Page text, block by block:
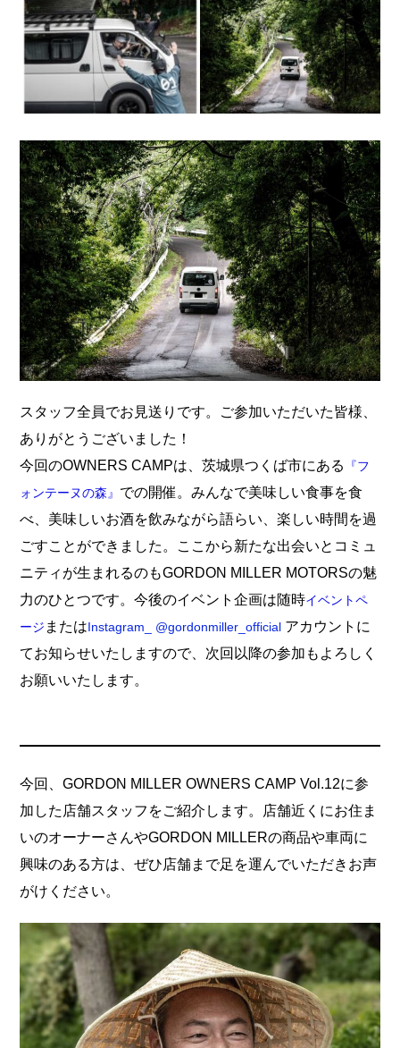
スタッフ全員でお見送りです。ご参加いただいた皆様、
ありがとうございました！
今回のOWNERS CAMPは、茨城県つくば市にある
『フ
ォンテーヌの森』 での開催。みんなで美味しい食事を食
べ、美味しいお酒を飲みながら語らい、楽しい時間を過
ごすことができました。ここから新たな出会いとコミュ
ニティが生まれるのもGORDON MILLER MOTORSの魅
力のひとつです。今後のイベント企画は随時イベントペ
ージ またはInstagram_ @gordonmiller_official アカウントに
てお知らせいたしますので、次回以降の参加もよろしく
お願いいたします。
今回、GORDON MILLER OWNERS CAMP Vol.12に参
加した店舗スタッフをご紹介します。店舗近くにお住ま
いのオーナーさんやGORDON MILLERの商品や車両に
興味のある方は、ぜひ店舗まで足を運んでいただきお声
がけください。